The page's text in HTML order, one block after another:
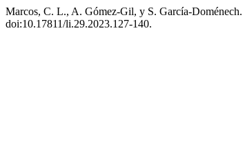
Marcos, C. L., A. Gómez-Gil, y S. García-
doi:10.17811/li.29.2023.127-140.